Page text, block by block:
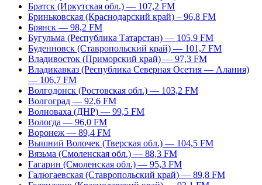
Братск (Иркутская обл.) — 107,2 FM
Бриньковская (Краснодарский край) – 96,8 FM
Брянск — 98,2 FM
Бугульма (Республика Татарстан) — 105,9 FM
Буденновск (Ставропольский край) — 101,7 FM
Владивосток (Приморский край) — 97,3 FM
Владикавказ (Республика Северная Осетия — Алания)
— 106,7 FM
Волгодонск (Ростовская обл.) — 103,2 FM
Волгоград — 92,6 FM
Волноваха (ДНР) — 99,5 FM
Вологда — 96,0 FM
Воронеж — 89,4 FM
Вышний Волочек (Тверская обл.) — 104,5 FM
Вязьма (Смоленская обл.) — 88,3 FM
Гагарин (Смоленская обл.) — 95,3 FM
Галюгаевская (Ставропольский край) — 89,8 FM